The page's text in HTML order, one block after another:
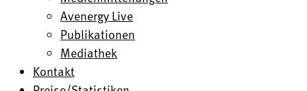
Avenergy Live
Publikationen
Mediathek
Kontakt